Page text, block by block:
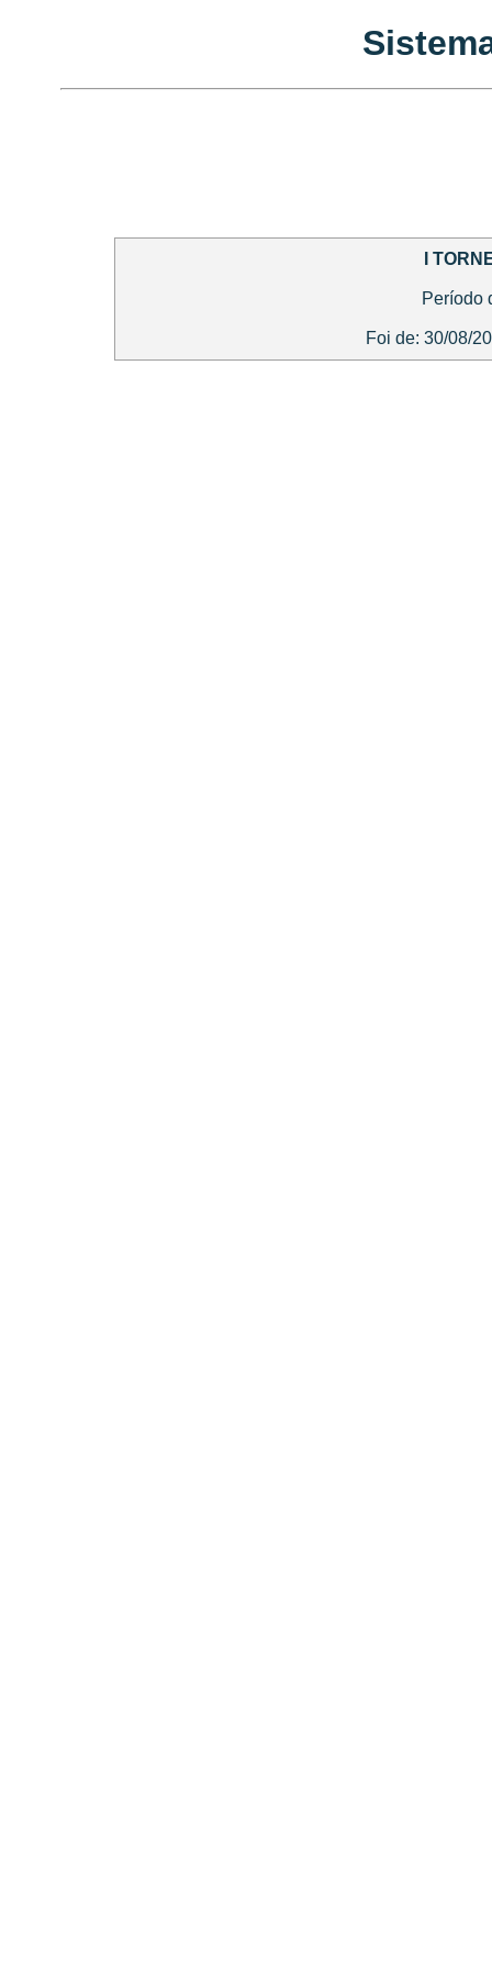
I
Período
Foi de: 30/08/